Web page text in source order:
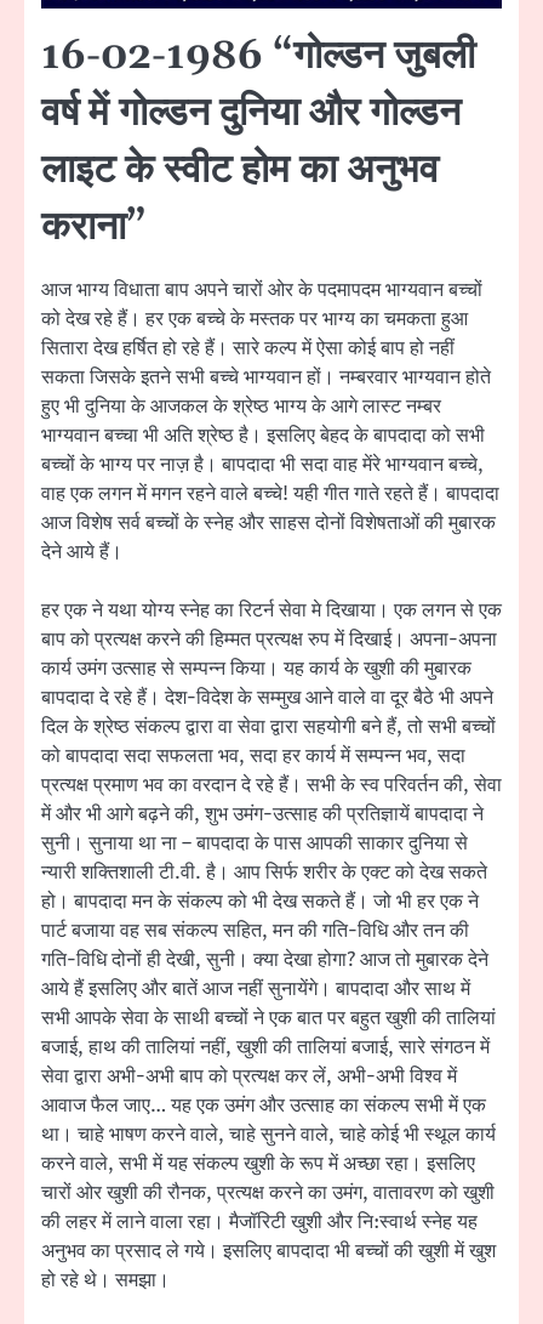
16-02-1986 “गोल्डन जुबली
वर्ष में गोल्डन दुनिया और गोल्डन
लाइट के स्वीट होम का अनुभव
कराना”
आज भाग्य विधाता बाप अपने चारों ओर के पदमापदम भाग्यवान बच्चों
को देख रहे हैं। हर एक बच्चे के मस्तक पर भाग्य का चमकता हुआ
सितारा देख हर्षित हो रहे हैं। सारे कल्प में ऐसा कोई बाप हो नहीं
सकता जिसके इतने सभी बच्चे भाग्यवान हों। नम्बरवार भाग्यवान होते
हुए भी दुनिया के आजकल के श्रेष्ठ भाग्य के आगे लास्ट नम्बर
भाग्यवान बच्चा भी अति श्रेष्ठ है। इसलिए बेहद के बापदादा को सभी
बच्चों के भाग्य पर नाज़ है। बापदादा भी सदा वाह मेंरे भाग्यवान बच्चे,
वाह एक लगन में मगन रहने वाले बच्चे! यही गीत गाते रहते हैं। बापदादा
आज विशेष सर्व बच्चों के स्नेह और साहस दोनों विशेषताओं की मुबारक
देने आये हैं।
हर एक ने यथा योग्य स्नेह का रिटर्न सेवा मे दिखाया। एक लगन से एक
बाप को प्रत्यक्ष करने की हिम्मत प्रत्यक्ष रुप में दिखाई। अपना-अपना
कार्य उमंग उत्साह से सम्पन्न किया। यह कार्य के खुशी की मुबारक
बापदादा दे रहे हैं। देश-विदेश के सम्मुख आने वाले वा दूर बैठे भी अपने
दिल के श्रेष्ठ संकल्प द्वारा वा सेवा द्वारा सहयोगी बने हैं, तो सभी बच्चों
को बापदादा सदा सफलता भव, सदा हर कार्य में सम्पन्न भव, सदा
प्रत्यक्ष प्रमाण भव का वरदान दे रहे हैं। सभी के स्व परिवर्तन की, सेवा
में और भी आगे बढ़ने की, शुभ उमंग-उत्साह की प्रतिज्ञायें बापदादा ने
सुनी। सुनाया था ना – बापदादा के पास आपकी साकार दुनिया से
न्यारी शक्तिशाली टी.वी. है। आप सिर्फ शरीर के एक्ट को देख सकते
हो। बापदादा मन के संकल्प को भी देख सकते हैं। जो भी हर एक ने
पार्ट बजाया वह सब संकल्प सहित, मन की गति-विधि और तन की
गति-विधि दोनों ही देखी, सुनी। क्या देखा होगा? आज तो मुबारक देने
आये हैं इसलिए और बातें आज नहीं सुनायेंगे। बापदादा और साथ में
सभी आपके सेवा के साथी बच्चों ने एक बात पर बहुत खुशी की तालियां
बजाई, हाथ की तालियां नहीं, खुशी की तालियां बजाई, सारे संगठन में
सेवा द्वारा अभी-अभी बाप को प्रत्यक्ष कर लें, अभी-अभी विश्व में
आवाज फैल जाए… यह एक उमंग और उत्साह का संकल्प सभी में एक
था। चाहे भाषण करने वाले, चाहे सुनने वाले, चाहे कोई भी स्थूल कार्य
करने वाले, सभी में यह संकल्प खुशी के रूप में अच्छा रहा। इसलिए
चारों ओर खुशी की रौनक, प्रत्यक्ष करने का उमंग, वातावरण को खुशी
की लहर में लाने वाला रहा। मैजॉरिटी खुशी और नि:स्वार्थ स्नेह यह
अनुभव का प्रसाद ले गये। इसलिए बापदादा भी बच्चों की खुशी में खुश
हो रहे थे। समझा।